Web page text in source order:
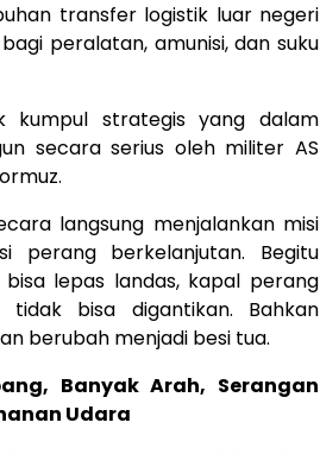
transfer logistik luar negeri
peralatan, amunisi, dan suku
kumpul strategis yang dalam
secara serius oleh militer AS
langsung menjalankan misi
perang berkelanjutan. Begitu
lepas landas, kapal perang
bisa digantikan. Bahkan
berubah menjadi besi tua.
Banyak Arah, Serangan
Udara